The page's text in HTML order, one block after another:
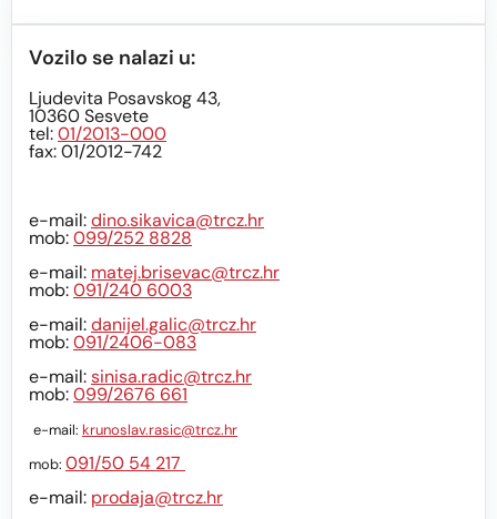
Vozilo se nalazi u:
Ljudevita Posavskog 43,
10360 Sesvete
tel:01/2013-000
fax: 01/2012-742
e-mail:dino.sikavica@trcz.hr
mob:099/252 8828
e-mail: matej.brisevac@trcz.hr
mob:091/240 6003
e-mail:danijel.galic@trcz.hr
mob:091/2406-083
e-mail:sinisa.radic@trcz.hr
mob:099/2676 661
e-mail: krunoslav.rasic@trcz.hr
mob: 091/50 54 217
e-mail: prodaja@trcz.hr